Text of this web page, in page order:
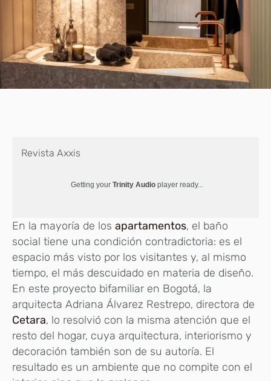
Revista Axxis
Getting your Trinity Audio player ready...
En la mayoría de los apartamentos, el baño
social tiene una condición contradictoria: es el
espacio más visto por los visitantes y, al mismo
tiempo, el más descuidado en materia de diseño.
En este proyecto bifamiliar en Bogotá, la
arquitecta Adriana Álvarez Restrepo, directora de
Cetara, lo resolvió con la misma atención que el
resto del hogar, cuya arquitectura, interiorismo y
decoración también son de su autoría. El
resultado es un ambiente que no compite con el